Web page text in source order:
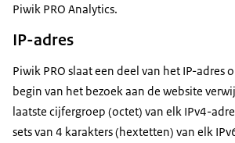
Piwik PRO Analytics.
IP-adres
Piwik PRO slaat een deel van het IP-adres
begin van het bezoek aan de website
laatste cijfergroep (octet) van elk IPv4-
sets van 4 karakters (hextetten) van elk